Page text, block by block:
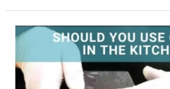
Bạn
nên
sử